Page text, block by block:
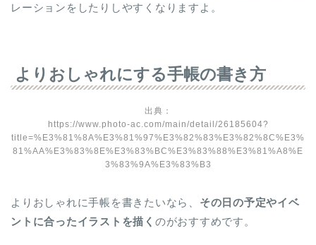
レーションをしたりしやすくなりますよ。
よりおしゃれにする手帳の書き方
出典：
https://www.photo-ac.com/main/detail/26185604?
title=%E3%81%8A%E3%81%97%E3%82%83%E3%82%8C%E3%
81%AA%E3%83%8E%E3%83%BC%E3%83%88%E3%81%A8%E
3%83%9A%E3%83%B3
よりおしゃれに手帳を書きたいなら、 その日の予定やイベ
ントに合ったイラストを描く のがおすすめです。